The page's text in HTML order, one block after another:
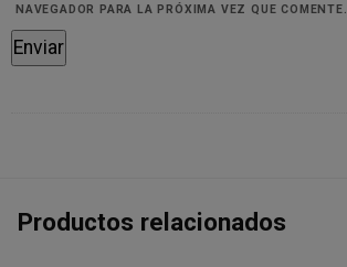
NAVEGADOR PARA LA PRÓXIMA VEZ QUE COMENTE.
Productos relacionados